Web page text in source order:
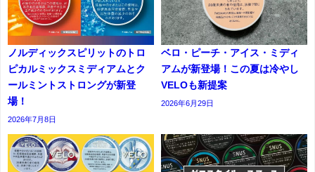
ノルディックスピリットのトロ
ピカルミックスミディアムとク
ールミントストロングが新登
場！
2026年7月8日
ベロ・ピーチ・アイス・ミディ
アムが新登場！この夏は冷やし
VELOも新提案
2026年6月29日